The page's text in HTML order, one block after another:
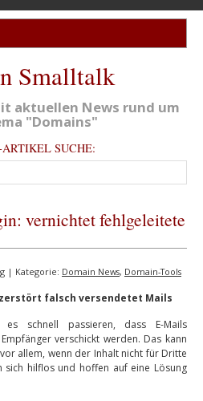
Smalltalk
aktuellen News rund um
"Domains"
SUCHE:
vernichtet fehlgeleitete
| Kategorie: Domain News, Domain-Tools
falsch versendetet Mails
schnell passieren, dass E-Mails
verschickt werden. Das kann
allem, wenn der Inhalt nicht für Dritte
sich hilflos und hoffen auf eine Lösung